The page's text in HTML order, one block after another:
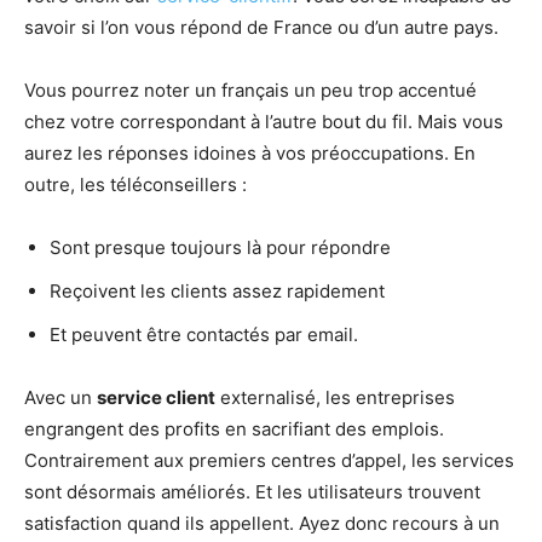
savoir si l’on vous répond de France ou d’un autre pays.
Vous pourrez noter un français un peu trop accentué
chez votre correspondant à l’autre bout du fil. Mais vous
aurez les réponses idoines à vos préoccupations. En
outre, les téléconseillers :
Sont presque toujours là pour répondre
Reçoivent les clients assez rapidement
Et peuvent être contactés par email.
Avec un service client externalisé, les entreprises
engrangent des profits en sacrifiant des emplois.
Contrairement aux premiers centres d’appel, les services
sont désormais améliorés. Et les utilisateurs trouvent
satisfaction quand ils appellent. Ayez donc recours à un